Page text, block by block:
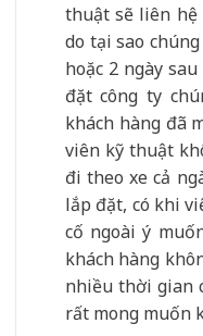
thuật sẽ liên hệ
do tại sao
hoặc 2 ngày
đặt công ty
khách hàng đã
viên kỹ thuật
đi theo xe cả
lắp đặt, có khi
cố ngoài ý
khách hàng
nhiều thời gian
rất mong muốn